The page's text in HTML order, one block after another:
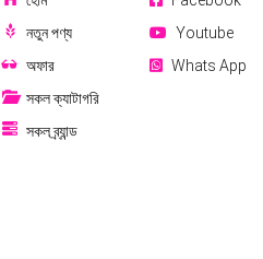
নতুন পণ্য
অফার
সকল ক্যাটাগরি
সকল ব্র্যান্ড
Youtube
Whats App